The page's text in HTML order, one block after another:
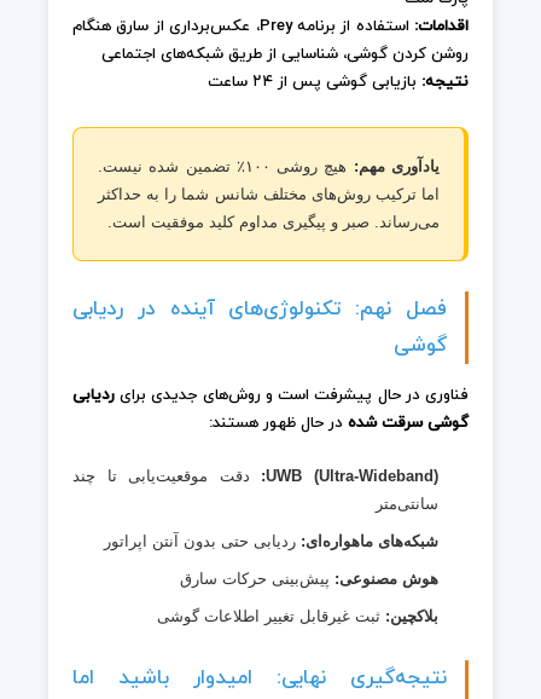
اقدامات:
استفاده از برنامه Prey، عکس‌برداری از سارق هنگام
روشن کردن گوشی، شناسایی از طریق شبکه‌های اجتماعی
نتیجه: بازیابی گوشی پس از ۲۴ ساعت
یادآوری مهم:
هیچ روشی ۱۰۰٪ تضمین شده نیست.
اما ترکیب روش‌های مختلف شانس شما را به حداکثر
می‌رساند. صبر و پیگیری مداوم کلید موفقیت است.
فصل نهم: تکنولوژی‌های آینده در ردیابی
گوشی
فناوری در حال پیشرفت است و روش‌های جدیدی برای ردیابی
گوشی سرقت شده در حال ظهور هستند:
UWB (Ultra-Wideband):
دقت موقعیت‌یابی تا چند
سانتی‌متر
شبکه‌های ماهواره‌ای: ردیابی حتی بدون آنتن اپراتور
هوش مصنوعی: پیش‌بینی حرکات سارق
بلاکچین: ثبت غیرقابل تغییر اطلاعات گوشی
نتیجه‌گیری نهایی: امیدوار باشید اما